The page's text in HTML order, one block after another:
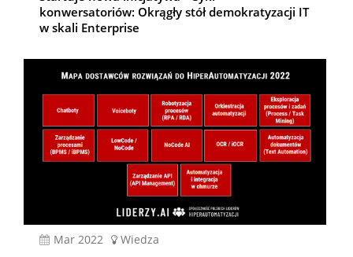
konwersatoriów: Okrągły stół demokratyzacji IT
w skali Enterprise
mar 2022 Wiedza